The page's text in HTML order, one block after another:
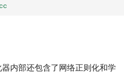
内部还包含了网络正则化和学